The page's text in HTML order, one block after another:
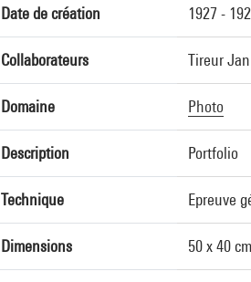
Date de création 1927 -
Collaborateurs Tireur
Domaine Photo
Description Portfolio
Technique Epreuve
Dimensions 50 x 40 cm